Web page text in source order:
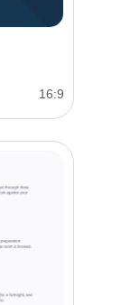
16:9